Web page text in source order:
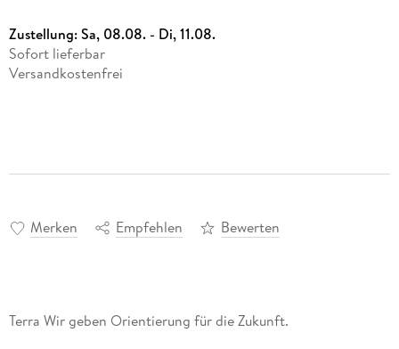
Zustellung:Sa, 08.08. - Di, 11.08.
Sofort lieferbar
Versandkostenfrei
Merken Empfehlen Bewerten
Terra Wir geben Orientierung für die Zukunft.